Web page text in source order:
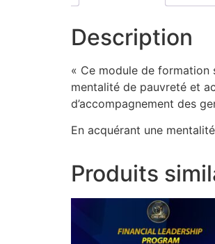
Description
« Ce module de formation
mentalité de pauvreté et
d’accompagnement des
En acquérant une
Produits